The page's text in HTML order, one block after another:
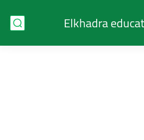
Elkhadra